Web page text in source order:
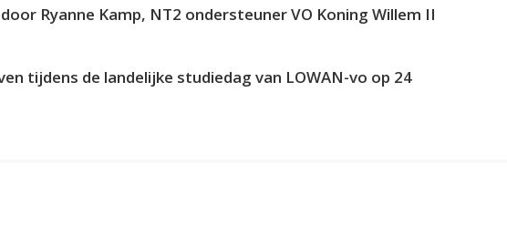
Ryanne Kamp, NT2 ondersteuner VO Koning Willem II
tijdens de landelijke studiedag van LOWAN-vo op 24